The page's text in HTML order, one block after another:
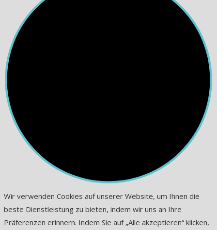
Wir verwenden Cookies auf unserer Website, um Ihnen die
beste Dienstleistung zu bieten, indem wir uns an Ihre
Präferenzen erinnern. Indem Sie auf „Alle akzeptieren“ klicken,